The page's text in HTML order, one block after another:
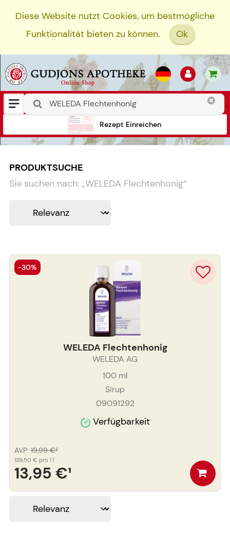
Diese Website nutzt Cookies, um bestmögliche
Funktionalität bieten zu können.
Ok
Rezept Einreichen
PRODUKTSUCHE
Sie suchen nach: „WELEDA Flechtenhonig“
WELEDA Flechtenhonig
WELEDA AG
100ml
Sirup
09091292
Verfügbarkeit
13,95 €¹
AVP: 19,99 €²
139,50 € pro 1 l
-30%